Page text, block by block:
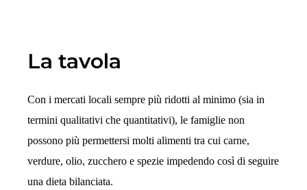
La tavola
Con i mercati locali sempre più ridotti al minimo (sia in
termini qualitativi che quantitativi), le famiglie non
possono più permettersi molti alimenti tra cui carne,
verdure, olio, zucchero e spezie impedendo così di seguire
una dieta bilanciata.